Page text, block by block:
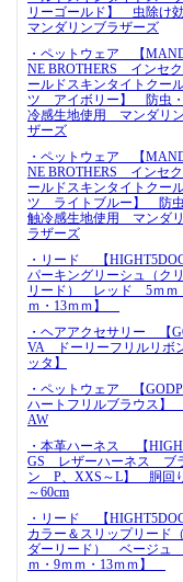
リーゴールド】 虫除け
マンダリンブラザーズ
・ペットウェア 【
NE BROTHERS インセ
ールドスキンタイトクー
ツ アイボリー】 防虫
冷感生地使用 マンダリ
ザーズ
・ペットウェア 【
NE BROTHERS インセ
ールドスキンタイトクー
ツ ライトブルー】 防
触冷感生地使用 マンダ
ラザーズ
・リード 【
パーキングリーシュ（ク
リード） レッド 5ｍｍ
ｍ・13ｍｍ】
・ヘアアクセサリー 【
VA ドーリーフリルリボ
ッタ】
・ペットウェア 【
ハートフリルブラウス】
AW
・本革ハーネス 【
GS レザーハーネス ブ
ン P、XXS～L】 胴回
～60cm
・リード 【
カラー＆スリップリード
ダーリード） ベージュ
ｍ・9ｍｍ・13ｍｍ】